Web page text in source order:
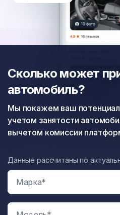
Сколько может
автомобиль?
Мы покажем ваш
учетом занятости
вычетом комиссии
Данные рассчитаны по